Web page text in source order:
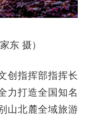
东 摄）
指挥部指挥长
力打造全国知名
山北麓全域旅游